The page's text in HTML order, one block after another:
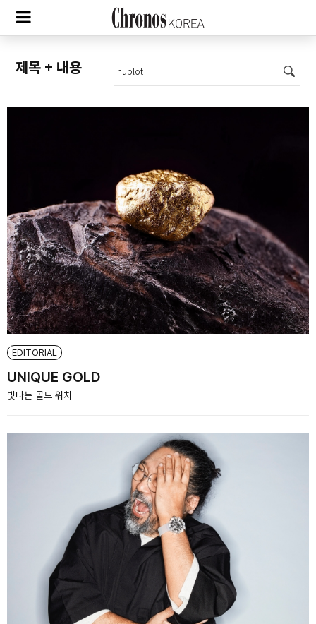
EDITORIAL
UNIQUE GOLD
빛나는 골드 워치